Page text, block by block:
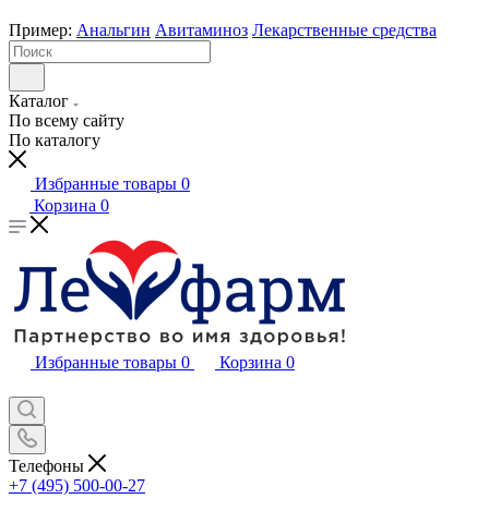
Пример: Анальгин Авитаминоз Лекарственные средства
Каталог
По всему сайту
По каталогу
Избранные товары 0
Корзина 0
Избранные товары 0 Корзина 0
Телефоны
+7 (495) 500-00-27